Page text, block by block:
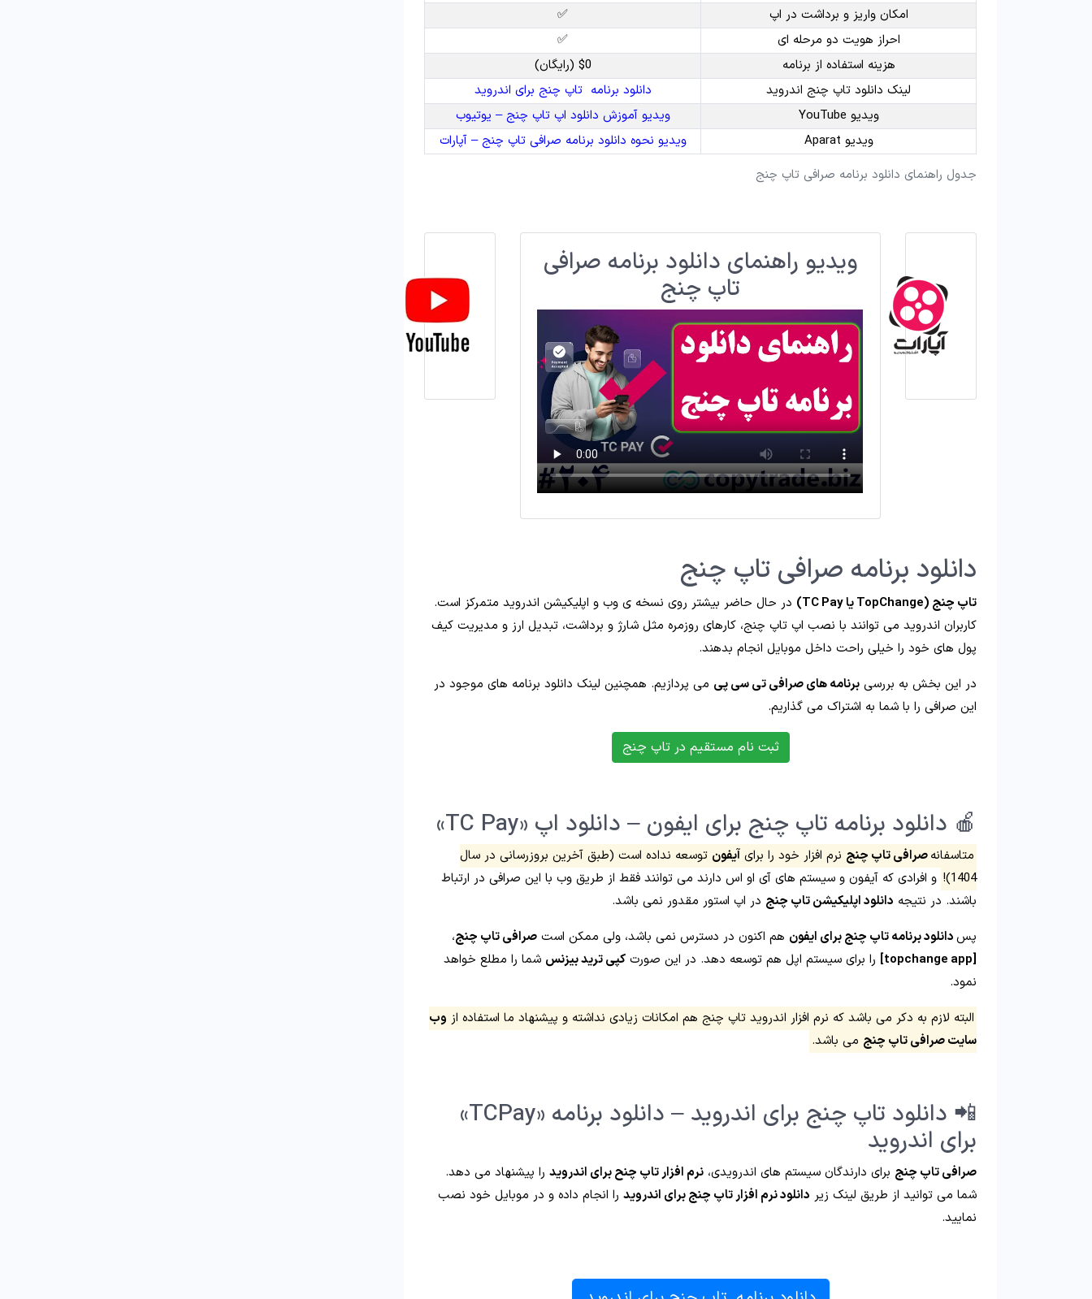
جدول راهنمای دانلود برنامه صرافی تاپ چنج
امکان واریز و برداشت در اپ
✅
احراز هویت دو مرحله ای
✅
هزینه استفاده از برنامه
$0 (رایگان)
لینک دانلود تاپ چنج اندروید
دانلود برنامه تاپ چنج برای اندروید
ویدیو YouTube
ویدیو آموزش دانلود اپ تاپ چنج – یوتیوب
ویدیو Aparat
ویدیو نحوه دانلود برنامه صرافی تاپ چنج – آپارات
ویدیو راهنمای دانلود برنامه صرافی
تاپ چنج
دانلود برنامه صرافی تاپ چنج
تاپ چنج (TopChange یا TC Pay)
در حال حاضر بیشتر روی نسخه‌ ی وب و اپلیکیشن اندروید متمرکز است.
کاربران اندروید می‌ توانند با نصب اپ تاپ چنج، کارهای روزمره مثل شارژ و برداشت، تبدیل ارز و مدیریت کیف
پول‌ های خود را خیلی راحت داخل موبایل انجام بدهند.
در این بخش به بررسی برنامه های صرافی تی سی پی می پردازیم. همچنین لینک دانلود برنامه های موجود در
این صرافی را با شما به اشتراک می گذاریم.
ثبت نام مستقیم در تاپ چنج
🍎 دانلود برنامه تاپ چنج برای ایفون – دانلود اپ «TC Pay»
متاسفانهصرافی تاپ چنج نرم افزار خود را برای آیفون توسعه نداده است (طبق آخرین بروزرسانی در سال
1404)!
و افرادی که آیفون و سیستم های آی او اس دارند می توانند فقط از طریق وب با این صرافی در ارتباط
باشند. در نتیجه دانلود اپلیکیشن تاپ چنج در اپ استور مقدور نمی باشد.
پسدانلود برنامه تاپ چنج برای ایفون هم اکنون در دسترس نمی باشد، ولی ممکن است صرافی تاپ چنج،
[topchange app]
را برای سیستم اپل هم توسعه دهد. در این صورت کپی ترید بیزنس شما را مطلع خواهد
نمود.
البته لازم به دکر می باشد که نرم افزار اندروید تاپ چنج هم امکانات زیادی نداشته و پیشنهاد ما استفاده از وب
سایت صرافی تاپ چنج می باشد.
📲 دانلود تاپ چنج برای اندروید – دانلود برنامه «TCPay»
برای اندروید
صرافی تاپ چنج برای دارندگان سیستم های اندرویدی، نرم افزار تاپ چنح برای اندروید را پیشنهاد می دهد.
شما می توانید از طریق لینک زیر دانلود نرم افزار تاپ چنج برای اندروید را انجام داده و در موبایل خود نصب
نمایید.